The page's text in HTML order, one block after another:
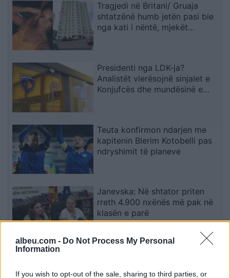
albeu.com - Do Not Process My Personal
Information
If you wish to opt-out of the sale, sharing to third parties, or
Tragjedi në Britani/ Gruaja
shtatzënë humb jetën pasi bie
nga kati i nëntë, mjekët
Presidenti nga LDK-ja?
Analistët vlerësojnë sinjalet e
Konjufcës dhe mundësinë e
Teuta konfirmon ndarjen me
kapitenin Blerim Kotobelli pas
ndryshimit të planeve
Janevska: Në shtator priten
rreth 4.900 nxënës më pak në
klasën e parë
për krime lufte në Kosovë